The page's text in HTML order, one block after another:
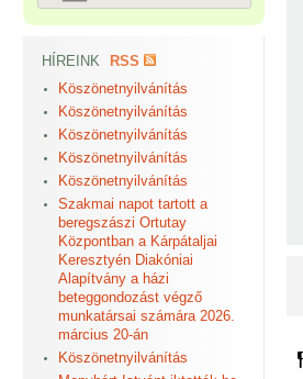
HÍREINK
RSS
Köszönetnyilvánítás
Köszönetnyilvánítás
Köszönetnyilvánítás
Köszönetnyilvánítás
Köszönetnyilvánítás
Szakmai napot tartott a
beregszászi Ortutay
Központban a Kárpátaljai
Keresztyén Diakóniai
Alapítvány a házi
beteggondozást végző
munkatársai számára 2026.
március 20-án
Köszönetnyilvánítás